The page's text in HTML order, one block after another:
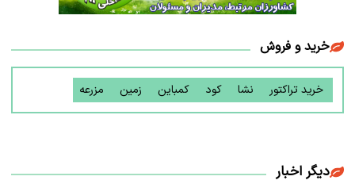
خرید و فروش
خرید تراکتور نشا کود کمباین زمین مزرعه
دیگر اخبار